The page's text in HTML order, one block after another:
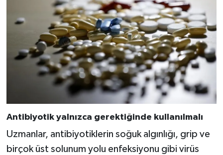
Antibiyotik yalnızca gerektiğinde kullanılmalı
Uzmanlar, antibiyotiklerin soğuk algınlığı, grip ve
birçok üst solunum yolu enfeksiyonu gibi virüs